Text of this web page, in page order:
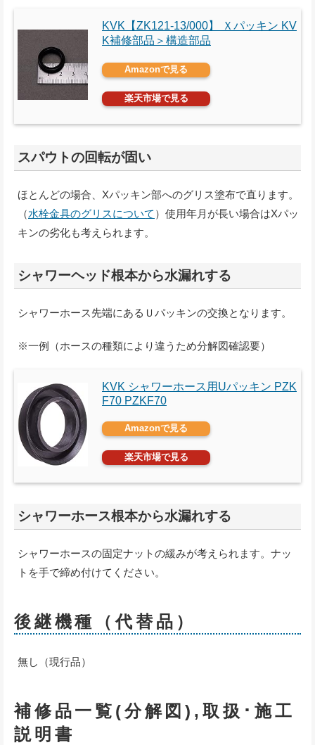
KVK【ZK121-13/000】 Ｘパッキン KV
K補修部品＞構造部品
Amazonで見る
楽天市場で見る
スパウトの回転が固い
ほとんどの場合、Xパッキン部へのグリス塗布で直ります。
（水栓金具のグリスについて ）使用年月が長い場合はXパッ
キンの劣化も考えられます。
シャワーヘッド根本から水漏れする
シャワーホース先端にあるＵパッキンの交換となります。
※一例（ホースの種類により違うため分解図確認要）
KVK シャワーホース用Uパッキン PZK
F70 PZKF70
Amazonで見る
楽天市場で見る
シャワーホース根本から水漏れする
シャワーホースの固定ナットの緩みが考えられます。ナッ
トを手で締め付けてください。
後継機種（代替品）
無し（現行品）
補修品一覧(分解図),取扱･施工
説明書